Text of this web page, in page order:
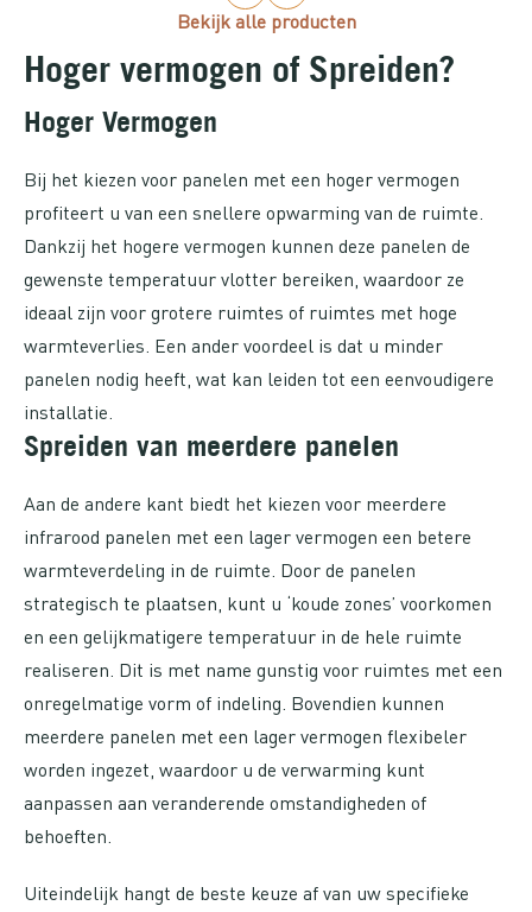
Bekijk alle producten
Hoger vermogen of Spreiden?
Hoger Vermogen
Bij het kiezen voor panelen met een hoger vermogen
profiteert u van een snellere opwarming van de ruimte.
Dankzij het hogere vermogen kunnen deze panelen de
gewenste temperatuur vlotter bereiken, waardoor ze
ideaal zijn voor grotere ruimtes of ruimtes met hoge
warmteverlies. Een ander voordeel is dat u minder
panelen nodig heeft, wat kan leiden tot een eenvoudigere
installatie.
Spreiden van meerdere panelen
Aan de andere kant biedt het kiezen voor meerdere
infrarood panelen met een lager vermogen een betere
warmteverdeling in de ruimte. Door de panelen
strategisch te plaatsen, kunt u ‘koude zones’ voorkomen
en een gelijkmatigere temperatuur in de hele ruimte
realiseren. Dit is met name gunstig voor ruimtes met een
onregelmatige vorm of indeling. Bovendien kunnen
meerdere panelen met een lager vermogen flexibeler
worden ingezet, waardoor u de verwarming kunt
aanpassen aan veranderende omstandigheden of
behoeften.
Uiteindelijk hangt de beste keuze af van uw specifieke